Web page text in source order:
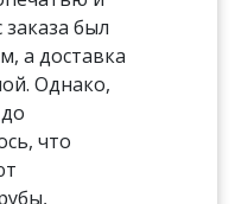
был
а доставка
Однако,
что